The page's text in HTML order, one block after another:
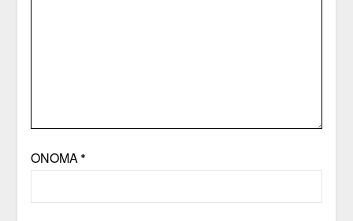
ΌΝΟΜΑ *